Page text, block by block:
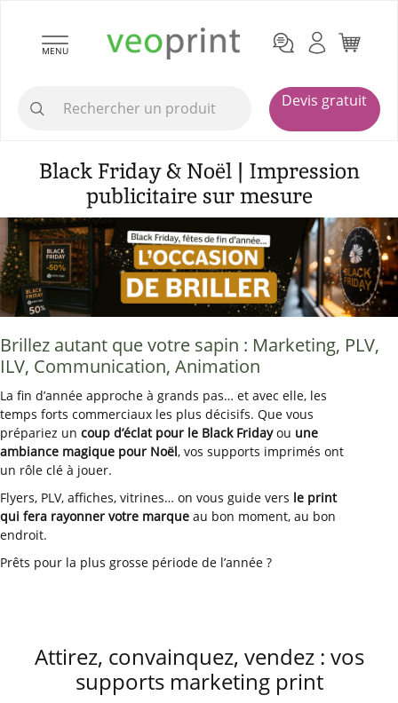
MENU
Devis gratuit
Black Friday & Noël | Impression
publicitaire sur mesure
Brillez autant que votre sapin : Marketing, PLV,
ILV, Communication, Animation
La fin d’année approche à grands pas… et avec elle, les
temps forts commerciaux les plus décisifs. Que vous
prépariez un coup d’éclat pour le Black Fridayou une
ambiance magique pour Noël, vos supports imprimés ont
un rôle clé à jouer.
Flyers, PLV, affiches, vitrines… on vous guide vers le print
qui fera rayonner votre marque au bon moment, au bon
endroit.
Prêts pour la plus grosse période de l’année ?
Attirez, convainquez, vendez : vos
supports marketing print